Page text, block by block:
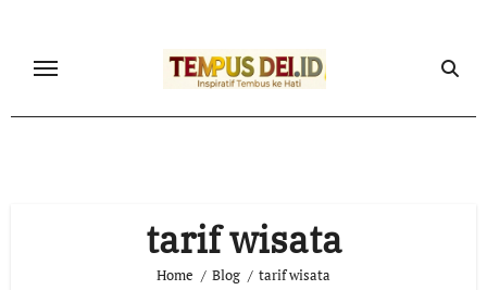
content
tarif wisata
Home Blog tarif wisata